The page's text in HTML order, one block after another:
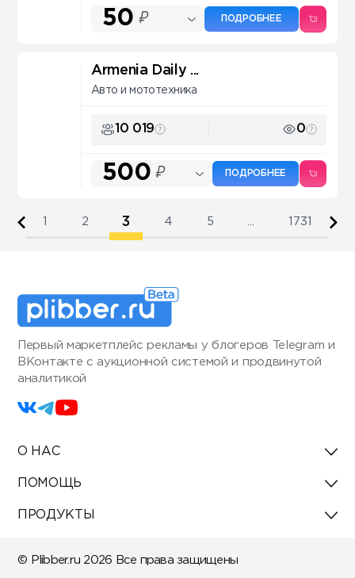
50 ₽ ПОДРОБНЕЕ
Armenia Daily ...
Авто и мототехника
10 019 0
500 ₽ ПОДРОБНЕЕ
2 3 4 5 1731
Первый маркетплейс рекламы у блогеров Telegram и
ВКонтакте с аукционной системой и продвинутой
аналитикой
О НАС
ПОМОЩЬ
ПРОДУКТЫ
© Plibber.ru 2026 Все права защищены